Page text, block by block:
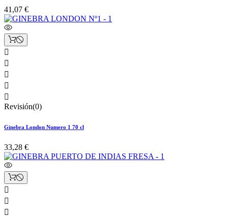
41,07 €





Revisión(0)
Ginebra London Numero 1 70 cl
33,28 €


